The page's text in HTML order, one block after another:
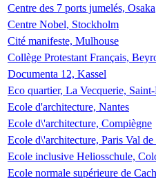
Centre des 7 ports jumelés, Osaka
Centre Nobel, Stockholm
Cité manifeste, Mulhouse
Collège Protestant Français,
Documenta 12, Kassel
Eco quartier, La Vecquerie,
Ecole d'architecture, Nantes
Ecole d\'architecture, Compiègne
Ecole d\'architecture, Paris Val de
Ecole inclusive Heliosschule,
Ecole normale supérieure de